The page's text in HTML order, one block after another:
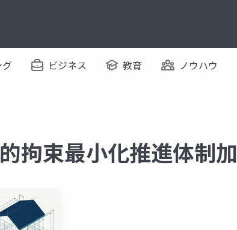
グ ビジネス 教育 ノウハウ
拘束最小化推進体制